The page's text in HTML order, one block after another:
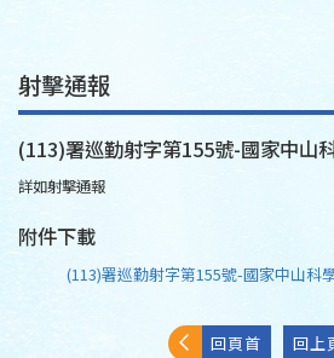
射擊通報
(113)署巡勤射字第155號-國家中山
詳如射擊通報
附件下載
(113)署巡勤射字第155號-國家中山科
回頁首 回上